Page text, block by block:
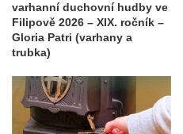
varhanní duchovní hudby ve
Filipově 2026 – XIX. ročník –
Gloria Patri (varhany a
trubka)